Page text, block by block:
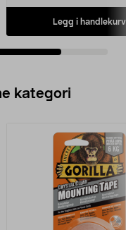
Legg i handlekurv
kategori